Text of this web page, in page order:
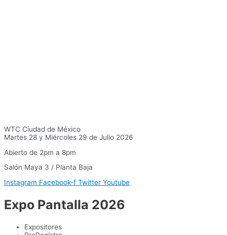
WTC Ciudad de México
Martes 28 y Miércoles 29 de Julio 2026
Abierto de 2pm a 8pm
Salón Maya 3 / Planta Baja
Instagram Facebook-f Twitter Youtube
Expo Pantalla 2026
Expositores